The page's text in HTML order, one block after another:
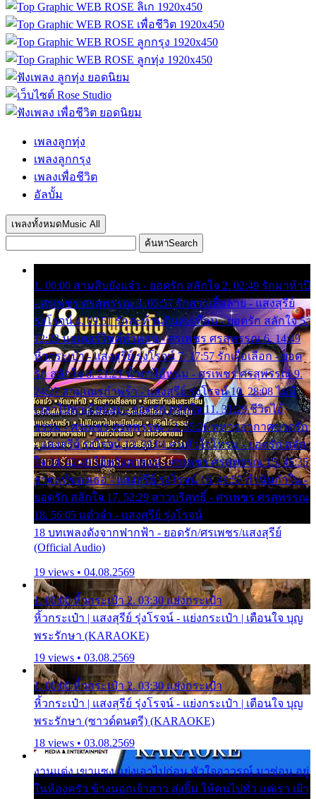
เพลงลูกทุ่ง
เพลงลูกกรุง
เพลงเพื่อชีวิต
อัลบั้ม
เพลงทั้งหมด Music All
ค้นหาSearch
1. 00:00 สามสิบยังแจ๋ว - ยอดรัก สลักใจ 2. 02:49 รักมาห้าปี
- ศรเพชร ศรสุพรรณ 3. 05:57 รักสาวเสื้อลาย - แสงสุรีย์
รุ่งโรจน์ 4. 09:51 รักสะท้านดินสะเทือน - ยอดรัก สลักใจ 5.
12:23 มอเตอร์ไซค์ทำหล่น - ศรเพชร ศรสุพรรณ 6. 14:49
หิ้วกระเป๋า - แสงสุรีย์ รุ่งโรจน์ 7. 17:57 รักเผื่อเลือก - ยอด
รัก สลักใจ 8. 21:21 น้ำตาไอ้หนุ่ม - ศรเพชร ศรสุพรรณ 9.
24:27 สามเณรกำพร้า - แสงสุรีย์ รุ่งโรจน์ 10. 28:08 ไม่มี
เวลาไปหาเมียน้อย - ยอดรัก สลักใจ 11. 31:29 ชีวิตไอ้
ธรรม - ศรเพชร ศรสุพรรณ 12. 35:26 ทหารอากาศขาดรัก
- แสงสุรีย์ รุ่งโรจน์ 13. 39:01 คนหัวใจโทรม - ยอดรัก สลัก
ใจ 14. 42:49 ไอ้หวังตายแน่ - ศรเพชร ศรสุพรรณ 15. 46:35
ธาตุแท้ของเธอ - แสงสุรีย์ รุ่งโรจน์ 16. 49:57 กำนันกำใน -
ยอดรัก สลักใจ 17. 52:29 สาวบริสุทธิ์ - ศรเพชร ศรสุพรรณ
18. 56:05 แต๋วจ๋า - แสงสุรีย์ รุ่งโรจน์
18 บทเพลงดังจากฟากฟ้า - ยอดรัก/ศรเพชร/แสงสุรีย์
(Official Audio)
19 views • 04.08.2569
1. 00:00 หิ้วกระเป๋า 2. 03:30 แย่งกระเป๋า
หิ้วกระเป๋า | แสงสุรีย์ รุ่งโรจน์ - แย่งกระเป๋า | เตือนใจ บุญ
พระรักษา (KARAOKE)
19 views • 03.08.2569
1. 00:00 หิ้วกระเป๋า 2. 03:30 แย่งกระเป๋า
หิ้วกระเป๋า | แสงสุรีย์ รุ่งโรจน์ - แย่งกระเป๋า | เตือนใจ บุญ
พระรักษา (ซาวด์ดนตรี) (KARAOKE)
18 views • 03.08.2569
งานแต่ง เขาแซง แย่งเอาไปก่อน หัวใจอาวรณ์ มาซ่อน อยู่
ในห้องครัว ข้างนอกเจ้าสาว ส่งยิ้ม ให้คนไปทั่ว แต่เรา เฝ้า